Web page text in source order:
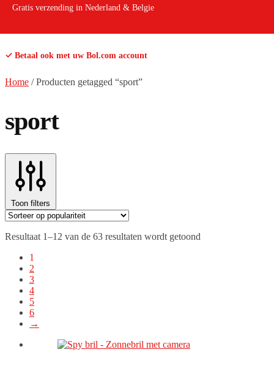
Gratis verzending in Nederland & Belgie
✓ Betaal ook met uw Bol.com account
Home /Producten getagged “sport”
sport
Toon filters
Resultaat 1–12 van de 63 resultaten wordt getoond
1
2
3
4
5
6
→